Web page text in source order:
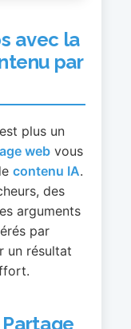
avec la
par
plus un
web vous
contenu IA.
des
arguments
par
un résultat